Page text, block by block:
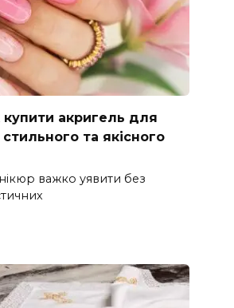
купити акригель для
та якісного
важко уявити без